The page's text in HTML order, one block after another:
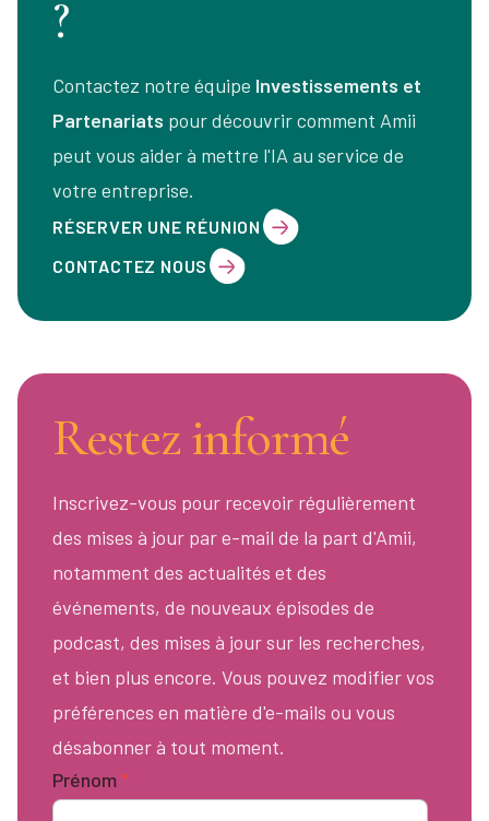
?
Contactez notre équipe Investissements et
Partenariats pour découvrir comment Amii
peut vous aider à mettre l'IA au service de
votre entreprise.
RÉSERVER UNE RÉUNION
CONTACTEZ NOUS
Restez informé
Inscrivez-vous pour recevoir régulièrement
des mises à jour par e-mail de la part d'Amii,
notamment des actualités et des
événements, de nouveaux épisodes de
podcast, des mises à jour sur les recherches,
et bien plus encore. Vous pouvez modifier vos
préférences en matière d'e-mails ou vous
désabonner à tout moment.
Prénom*